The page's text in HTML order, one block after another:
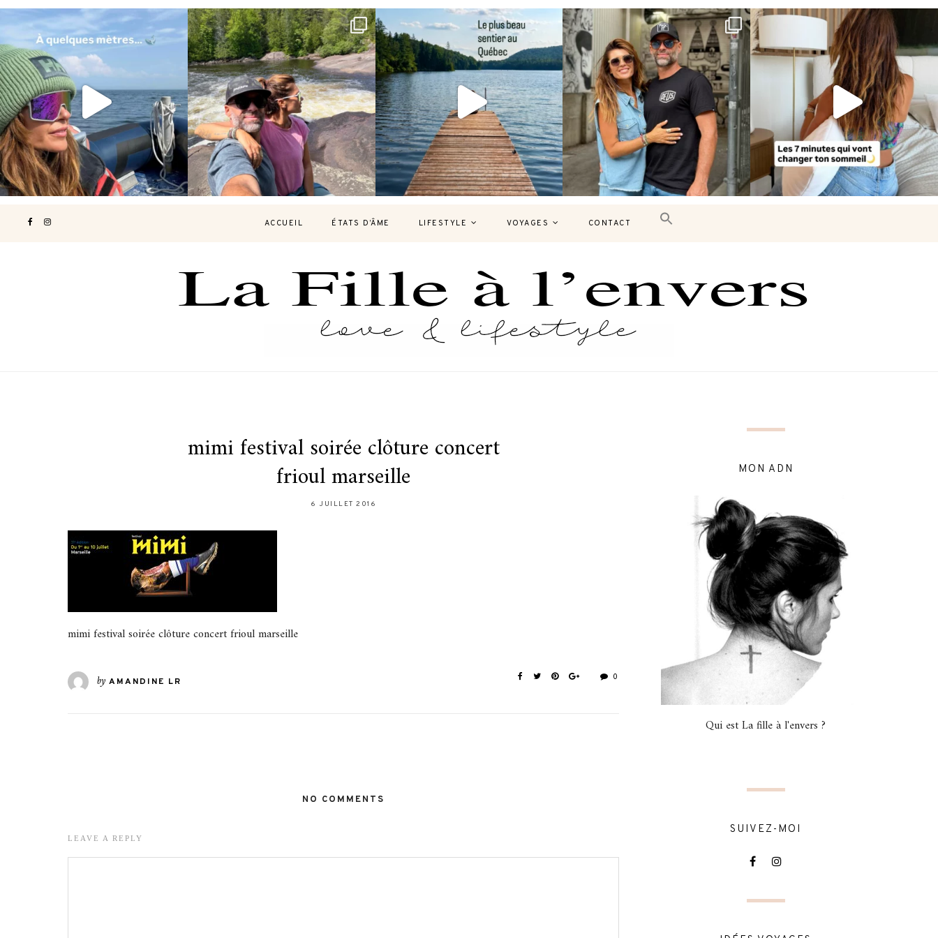
Voir une baleine en photo, c’est
impressionnant 🐋...
203
Les Laurentides, le Québec version
nature.
...
314 47
Et si je te disais qu’il existe un sentier où
127 37
Montréal, une très belle surprise 🇨🇦
J’ai...
450
Le sommeil est essentiel à notre bien-
être… et...
102 14
ACCUEIL ÉTATS D’ÂME LIFESTYLE VOYAGES CONTACT
mimi festival soirée clôture concert
frioul marseille
6 JUILLET 2016
mimi festival soirée clôture concert frioul marseille
by AMANDINE LR 0
NO COMMENTS
LEAVE A REPLY
MON ADN
Qui est La fille à l'envers ?
SUIVEZ-MOI